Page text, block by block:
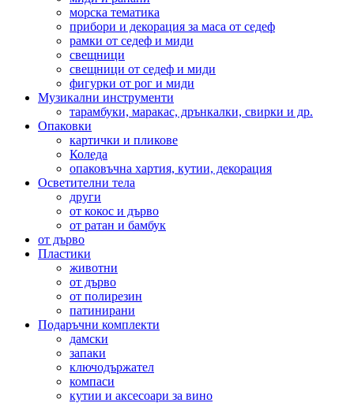
морска тематика
прибори и декорация за маса от седеф
рамки от седеф и миди
свещници
свещници от седеф и миди
фигурки от рог и миди
Музикални инструменти
тарамбуки, маракас, дрънкалки, свирки и др.
Опаковки
картички и пликове
Коледа
опаковъчна хартия, кутии, декорация
Осветителни тела
други
от кокос и дърво
от ратан и бамбук
от дърво
Пластики
животни
от дърво
от полирезин
патинирани
Подаръчни комплекти
дамски
запаки
ключодържател
компаси
кутии и аксесоари за вино